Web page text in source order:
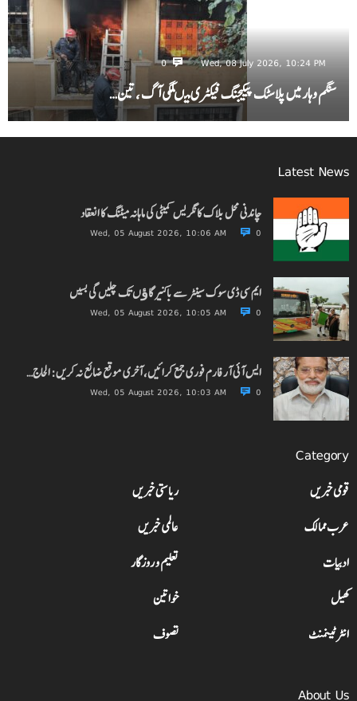
Wed, 08 July 2026, 10:24 PM
0
سنگم وہار میں پلاسٹک پیکیجنگ فیکٹری میںلگی آگ ، تین…
Latest News
چاندنی محل بلاک کانگریس کمیٹی کی ماہانہ میٹنگ کا انعقاد
Wed, 05 August 2026, 10:06 AM 0
ایم سی ڈی سوک سینٹر سے باکنیر گاﺅں تک چلیں گی بسیں
Wed, 05 August 2026, 10:05 AM 0
ایس آئی آر فارم فوری جمع کرائیں، آخری موقع ضائع نہ کریں: الحاج…
Wed, 05 August 2026, 10:03 AM 0
Category
قومی خبریں
ریاستی خبریں
عرب ممالک
عالمی خبریں
ادبیات
تعلیم و روزگار
کھیل
خواتین
انٹرٹینمنٹ
تصوف
About Us